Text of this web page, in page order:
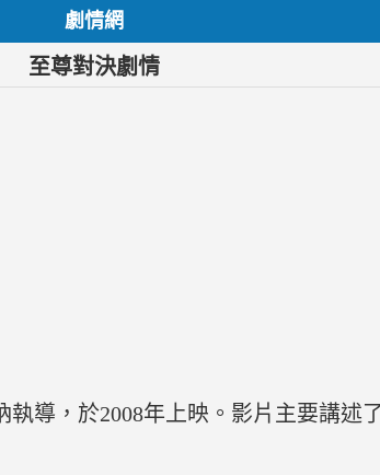
劇情網
至尊對決劇情
執導，於2008年上映。影片主要講述